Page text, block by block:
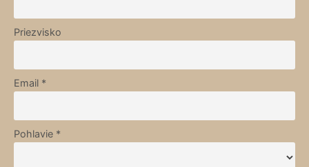
Priezvisko
Email *
Pohlavie *